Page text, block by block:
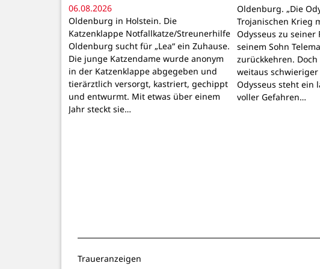
06.08.2026
Oldenburg in Holstein. Die
Katzenklappe Notfallkatze/Streunerhilfe
Oldenburg sucht für „Lea“ ein Zuhause.
Die junge Katzendame wurde anonym
in der Katzenklappe abgegeben und
tierärztlich versorgt, kastriert, gechippt
und entwurmt. Mit etwas über einem
Jahr steckt sie…
Oldenburg. „Die
Trojanischen Krieg
Odysseus zu seiner
seinem Sohn
zurückkehren.
weitaus
Odysseus steht ein
voller Gefahren…
Traueranzeigen